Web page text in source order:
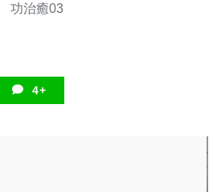
功治癒03
4+